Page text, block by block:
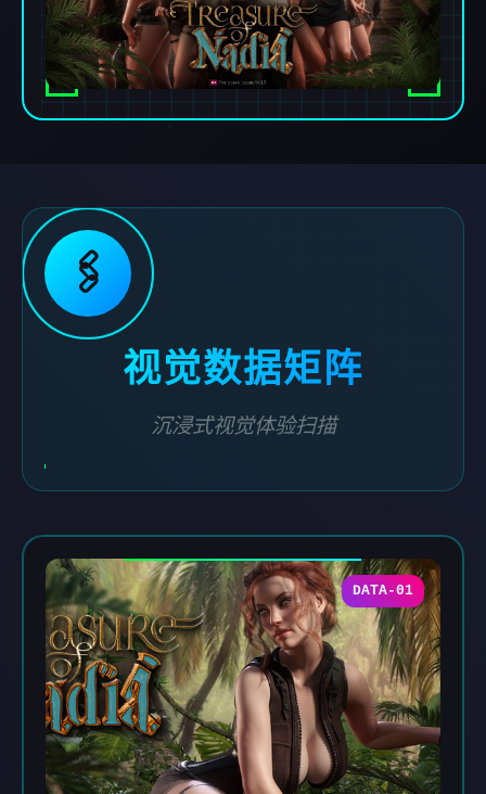
🖇️
视觉数据矩阵
沉浸式视觉体验扫描
DATA-01